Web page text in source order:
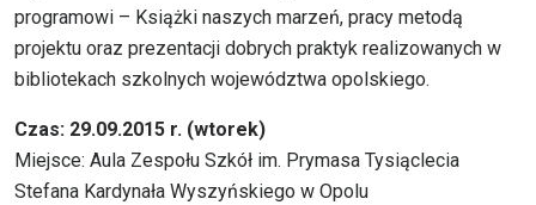
programowi – Książki naszych marzeń, pracy metodą
projektu oraz prezentacji dobrych praktyk realizowanych w
bibliotekach szkolnych województwa opolskiego.
Czas: 29.09.2015 r. (wtorek)
Miejsce: Aula Zespołu Szkół im. Prymasa Tysiąclecia
Stefana Kardynała Wyszyńskiego w Opolu